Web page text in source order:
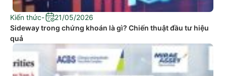
Kiến thức-
21/05/2026
Sideway trong chứng khoán là gì? Chiến thuật đầu tư hiệu
quả